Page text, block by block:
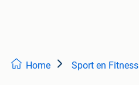
Home Sport en Fitness